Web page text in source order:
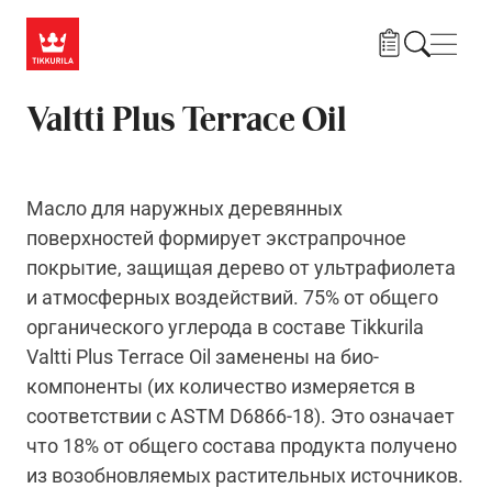
Valtti Plus Terrace Oil
Масло для наружных деревянных
поверхностей формирует экстрапрочное
покрытие, защищая дерево от ультрафиолета
и атмосферных воздействий. 75% от общего
органического углерода в составе Tikkurila
Valtti Plus Terrace Oil заменены на био-
компоненты (их количество измеряется в
соответствии с ASTM D6866-18). Это означает
что 18% от общего состава продукта получено
из возобновляемых растительных источников.